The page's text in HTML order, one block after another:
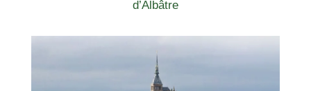
d’Albâtre